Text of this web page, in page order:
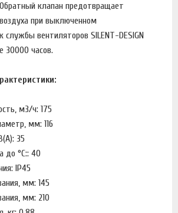
клапан предотвращает
при выключенном
службы вентиляторов SILENT-DESIGN
30000 часов.
м3/ч: 175
мм: 116
35
до °С:: 40
IP45
мм: 145
мм: 210